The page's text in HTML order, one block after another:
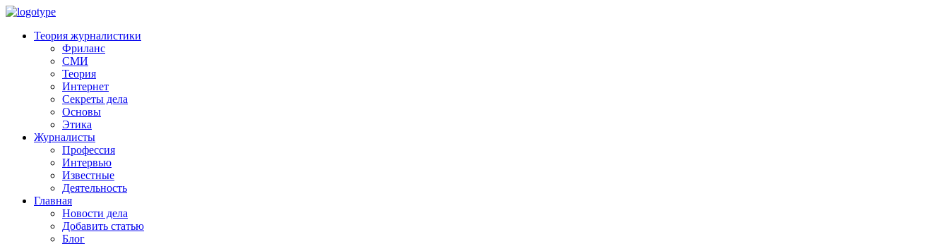
Теория журналистики
Фриланс
СМИ
Теория
Интернет
Секреты дела
Основы
Этика
Журналисты
Профессия
Интервью
Известные
Деятельность
Главная
Новости дела
Добавить статью
Блог